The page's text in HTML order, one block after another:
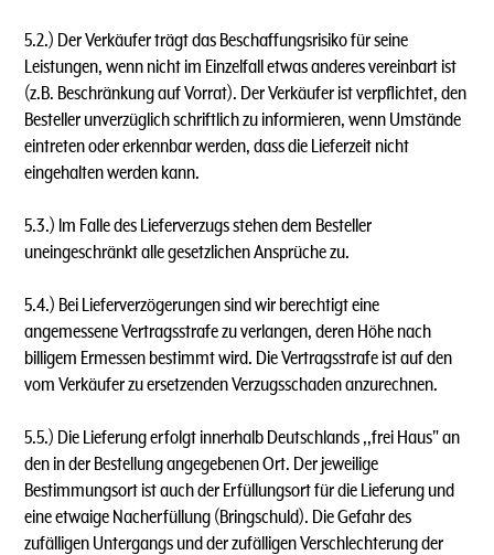
5.2.) Der Verkäufer trägt das Beschaffungsrisiko für seine
Leistungen, wenn nicht im Einzelfall etwas anderes vereinbart ist
(z.B. Beschränkung auf Vorrat). Der Verkäufer ist verpflichtet, den
Besteller unverzüglich schriftlich zu informieren, wenn Umstände
eintreten oder erkennbar werden, dass die Lieferzeit nicht
eingehalten werden kann.
5.3.) lm Falle des Lieferverzugs stehen dem Besteller
uneingeschränkt alle gesetzlichen Ansprüche zu.
5.4.) Bei Lieferverzögerungen sind wir berechtigt eine
angemessene Vertragsstrafe zu verlangen, deren Höhe nach
billigem Ermessen bestimmt wird. Die Vertragsstrafe ist auf den
vom Verkäufer zu ersetzenden Verzugsschaden anzurechnen.
5.5.) Die Lieferung erfolgt innerhalb Deutschlands ,,frei Haus" an
den in der Bestellung angegebenen Ort. Der jeweilige
Bestimmungsort ist auch der Erfüllungsort für die Lieferung und
eine etwaige Nacherfüllung (Bringschuld). Die Gefahr des
zufälligen Untergangs und der zufälligen Verschlechterung der